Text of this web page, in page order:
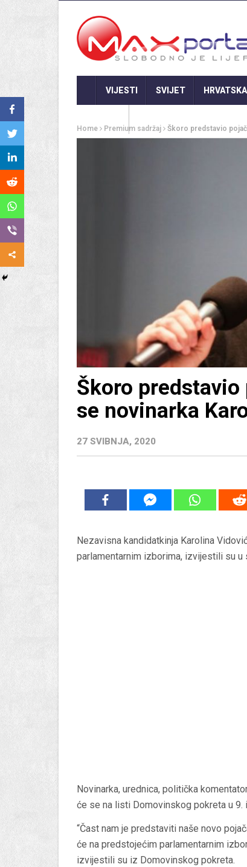
VIJESTI SVIJET HRVATSKA
Home Premium sadržaj Škoro predstavio
Škoro
se novinarka
27 SVIBNJA, 2020
Nezavisna kandidatkinja Karolina
parlamentarnim izborima, izvijestili su
Novinarka, urednica, politička
će se na listi Domovinskog pokreta u 9.
“Čast nam je predstaviti naše novo
će na predstojećim parlamentarnim
izvijestili su iz Domovinskog pokreta.